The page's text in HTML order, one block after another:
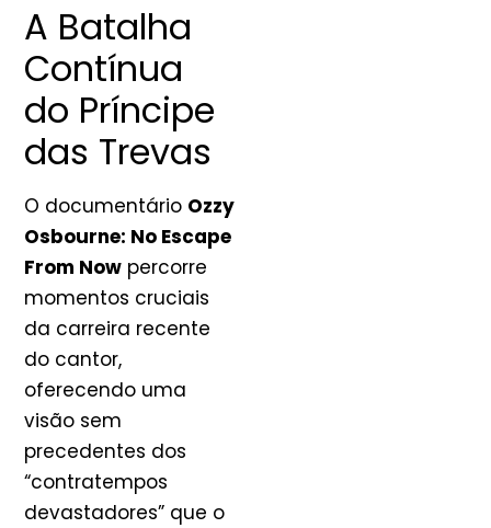
A Batalha
Contínua
do Príncipe
das Trevas
O documentário Ozzy
Osbourne: No Escape
From Now percorre
momentos cruciais
da carreira recente
do cantor,
oferecendo uma
visão sem
precedentes dos
“contratempos
devastadores” que o